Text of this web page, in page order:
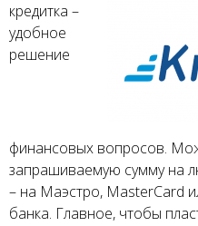
кредитка –
удобное
решение
финансовых вопросов.
запрашиваемую сумму на
– на Маэстро, MasterCard
банка. Главное, чтобы